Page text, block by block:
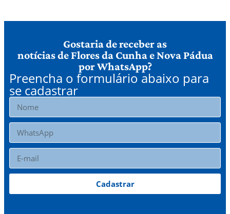
Gostaria de receber as
notícias de Flores da Cunha e Nova Pádua
por WhatsApp?
Preencha o formulário abaixo para
se cadastrar
Cadastrar